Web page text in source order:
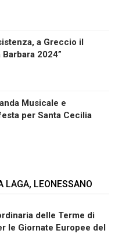
a Greccio il
2024”
Musicale e
per Santa Cecilia
LAGA, LEONESSANO
delle Terme di
le Giornate Europee del